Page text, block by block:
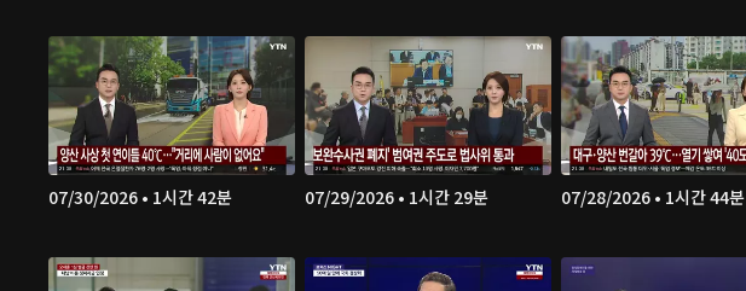
07/30/2026 • 1시간 42분 07/29/2026 • 1시간 29분 07/28/2026 • 1시간 44분